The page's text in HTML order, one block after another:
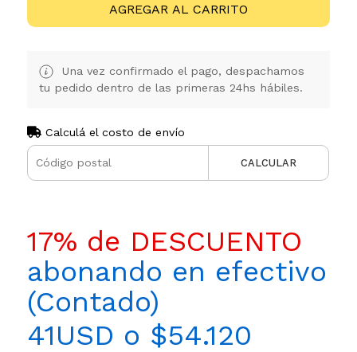
AGREGAR AL CARRITO
Una vez confirmado el pago, despachamos
tu pedido dentro de las primeras 24hs hábiles.
Calculá el costo de envío
CALCULAR
17% de DESCUENTO
abonando en efectivo
(Contado)
41USD o $54.120